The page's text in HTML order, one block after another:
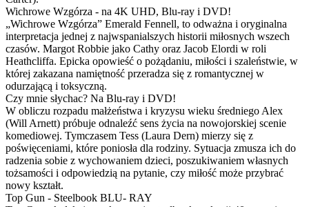
Wichrowe Wzgórza - na 4K UHD, Blu-ray i DVD!
„Wichrowe Wzgórza” Emerald Fennell, to odważna i oryginalna
interpretacja jednej z najwspanialszych historii miłosnych wszech
czasów. Margot Robbie jako Cathy oraz Jacob Elordi w roli
Heathcliffa. Epicka opowieść o pożądaniu, miłości i szaleństwie, w
której zakazana namiętność przeradza się z romantycznej w
odurzającą i toksyczną.
Czy mnie słychac? Na Blu-ray i DVD!
W obliczu rozpadu małżeństwa i kryzysu wieku średniego Alex
(Will Arnett) próbuje odnaleźć sens życia na nowojorskiej scenie
komediowej. Tymczasem Tess (Laura Dern) mierzy się z
poświęceniami, które poniosła dla rodziny. Sytuacja zmusza ich do
radzenia sobie z wychowaniem dzieci, poszukiwaniem własnych
tożsamości i odpowiedzią na pytanie, czy miłość może przybrać
nowy kształt.
Top Gun - Steelbook BLU- RAY